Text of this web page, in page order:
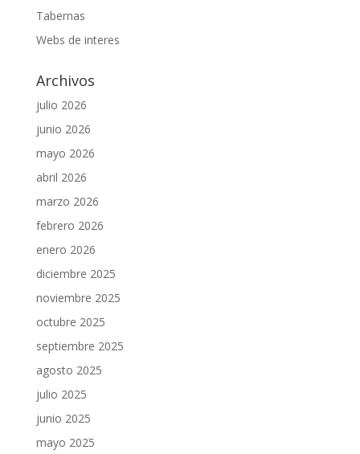
Tabernas
Webs de interes
Archivos
julio 2026
junio 2026
mayo 2026
abril 2026
marzo 2026
febrero 2026
enero 2026
diciembre 2025
noviembre 2025
octubre 2025
septiembre 2025
agosto 2025
julio 2025
junio 2025
mayo 2025